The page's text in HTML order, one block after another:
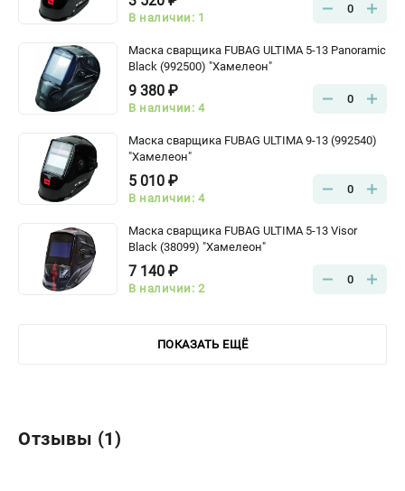
В наличии: 1
0
Маска сварщика FUBAG ULTIMA 5-13 Panoramic
Black (992500) "Хамелеон"
9 380 ₽
В наличии: 4
0
Маска сварщика FUBAG ULTIMA 9-13 (992540)
"Хамелеон"
5 010 ₽
В наличии: 4
0
Маска сварщика FUBAG ULTIMA 5-13 Visor
Black (38099) "Хамелеон"
7 140 ₽
В наличии: 2
0
ПОКАЗАТЬ ЕЩЁ
Отзывы (1)